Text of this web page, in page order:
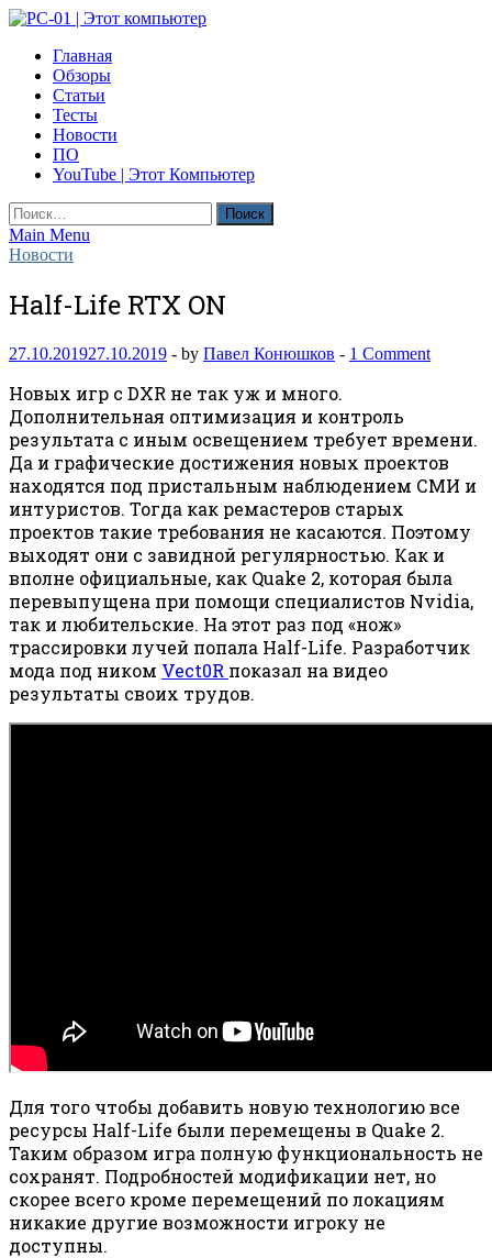
Skip
content
PC-01 | Этот компьютер
Компьютерные новости
Главная
Обзоры
Статьи
Тесты
Новости
ПО
YouTube | Этот Компьютер
Найти:
Main Menu
Новости
Half-Life RTX ON
27.10.201927.10.2019 - by Павел Конюшков - 1 Comment
Новых игр с DXR не так уж и много.
Дополнительная оптимизация и контроль
результата с иным освещением требует времени.
Да и графические достижения новых проектов
находятся под пристальным наблюдением СМИ и
интуристов. Тогда как ремастеров старых
проектов такие требования не касаются. Поэтому
выходят они с завидной регулярностью. Как и
вполне официальные, как Quake 2, которая была
перевыпущена при помощи специалистов Nvidia,
так и любительские. На этот раз под «нож»
трассировки лучей попала Half-Life. Разработчик
мода под ником Vect0R показал на видео
результаты своих трудов.
Для того чтобы добавить новую технологию все
ресурсы Half-Life были перемещены в Quake 2.
Таким образом игра полную функциональность не
сохранят. Подробностей модификации нет, но
скорее всего кроме перемещений по локациям
никакие другие возможности игроку не
доступны.